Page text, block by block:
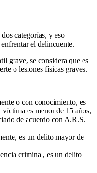
categorías, y eso
el delincuente.
grave, se considera que es
o lesiones físicas graves.
o con conocimiento, es
es menor de 15 años,
de acuerdo con A.R.S.
es un delito mayor de
criminal, es un delito